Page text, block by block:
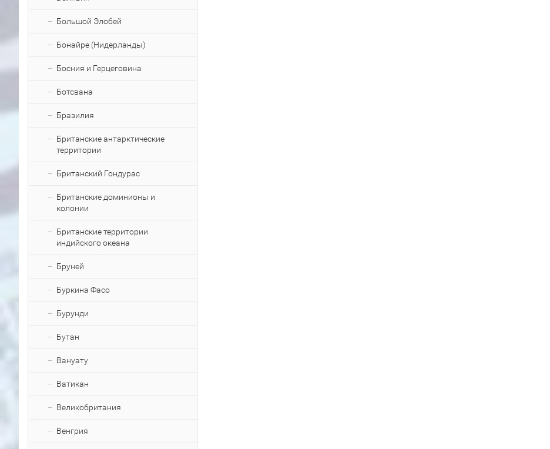
Большой Элобей
Бонайре (Нидерланды)
Босния и Герцеговина
Ботсвана
Бразилия
Британские антарктические
территории
Британский Гондурас
Британские доминионы и
колонии
Британские территории
индийского океана
Бруней
Буркина Фасо
Бурунди
Бутан
Вануату
Ватикан
Великобритания
Венгрия